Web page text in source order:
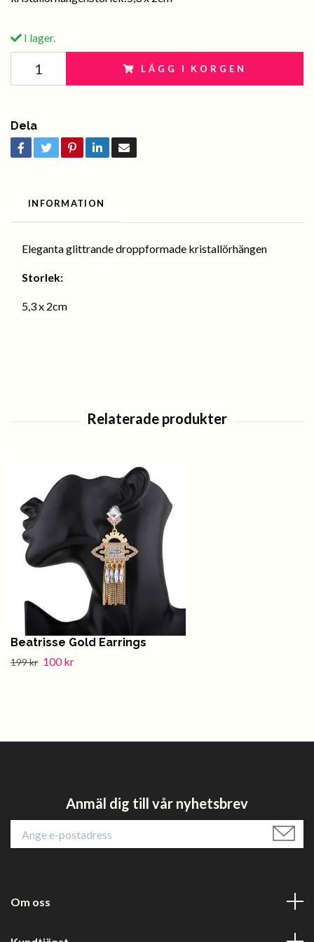
I lager.
LÄGG I KORGEN
Dela
INFORMATION
Eleganta glittrande droppformade kristallörhängen
Storlek:
5,3 x 2cm
Beatrisse Gold Earrings
199 kr 100 kr
Anmäl dig till vår nyhetsbrev
Om oss